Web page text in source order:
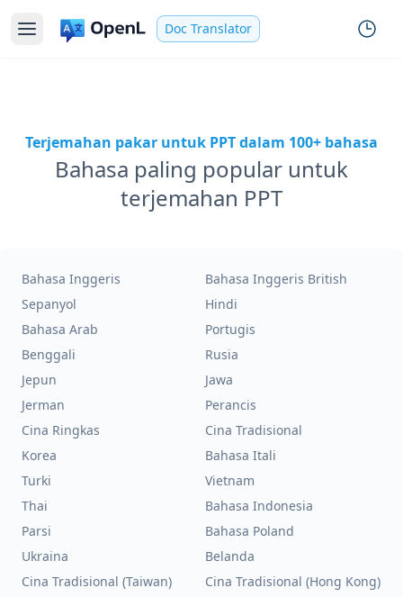
Doc Translator
Terjemahan pakar untuk PPT dalam 100+ bahasa
Bahasa paling popular untuk
terjemahan PPT
Bahasa Inggeris
Bahasa Inggeris British
Sepanyol
Hindi
Bahasa Arab
Portugis
Benggali
Rusia
Jepun
Jawa
Jerman
Perancis
Cina Ringkas
Cina Tradisional
Korea
Bahasa Itali
Turki
Vietnam
Thai
Bahasa Indonesia
Parsi
Bahasa Poland
Ukraina
Belanda
Cina Tradisional (Taiwan)
Cina Tradisional (Hong Kong)